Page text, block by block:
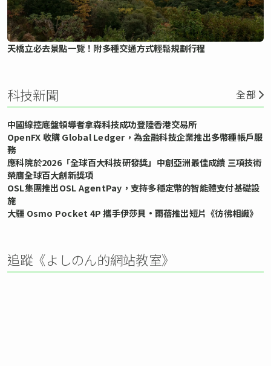
天橋立必去景點一覽！附多種交通方式輕鬆規劃行程
科技新聞 全部
中國線控底盤領導者拿森科技成功登陸香港交易所
OpenFX 收購 Global Ledger，為金融科技企業推出多幣種帳戶服
務
應科院於2026「全球百大科技研發獎」中創亞洲最佳成績 三項技術
榮膺全球百大創新獎項
OSL集團推出OSL AgentPay，支持多穩定幣的智能體支付基礎設
施
大疆 Osmo Pocket 4P 攜手伊莎貝•雨蓓推出短片《彷彿相識》
追蹤《よしのん的網站教室》